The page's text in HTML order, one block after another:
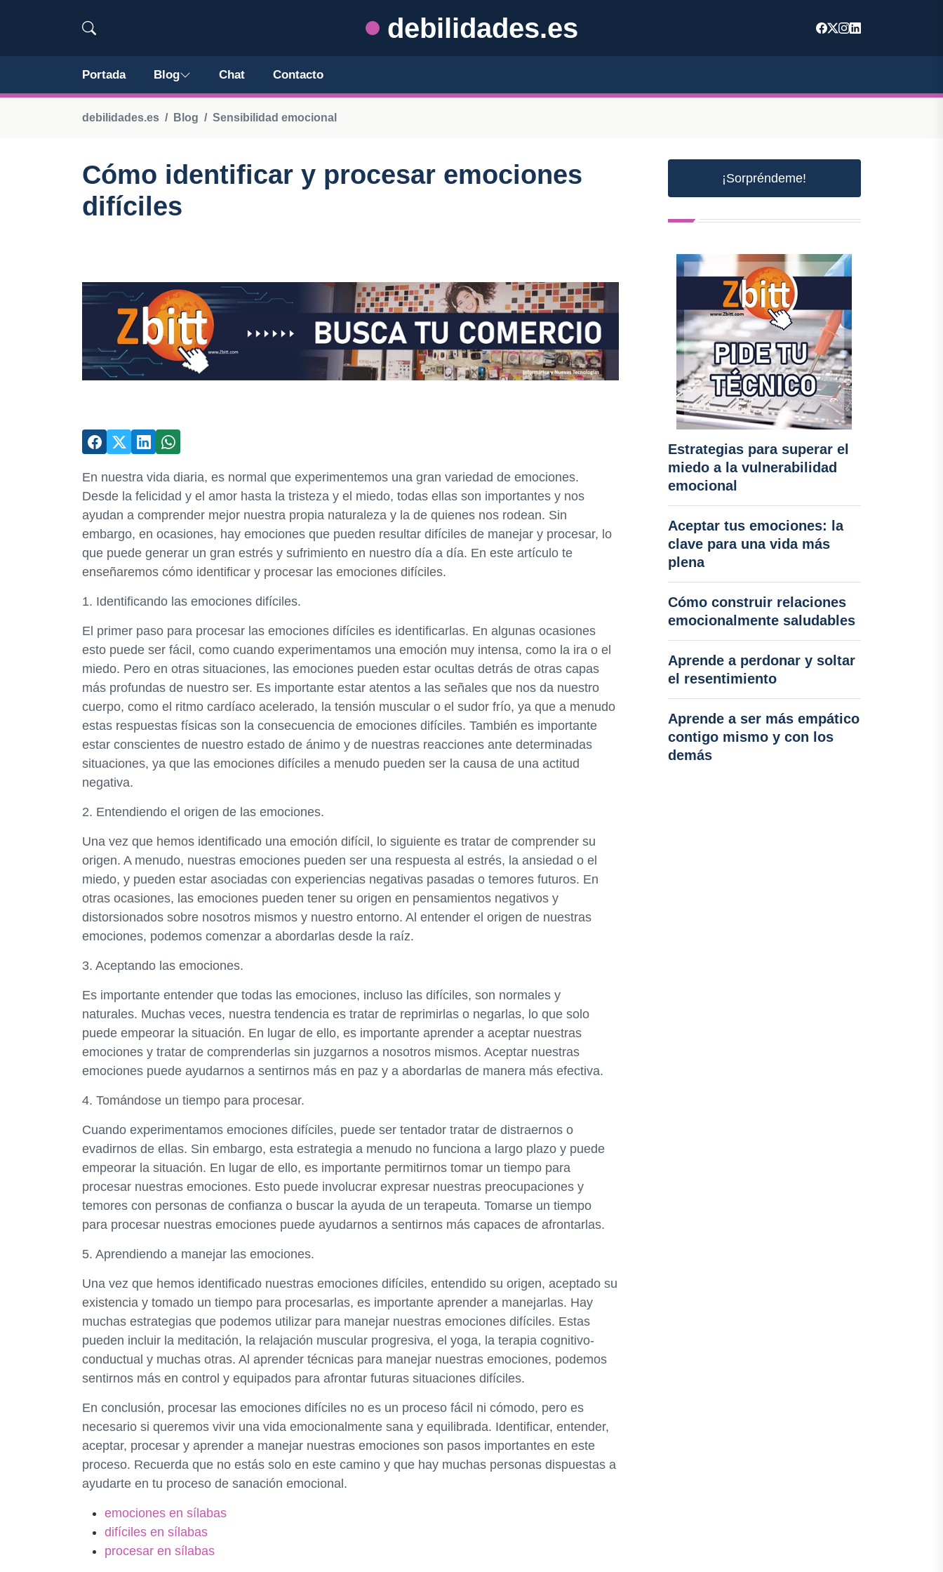
debilidades.es
Portada Blog Chat Contacto
debilidades.es Blog Sensibilidad emocional
Cómo identificar y procesar emociones
difíciles
En nuestra vida diaria, es normal que experimentemos una gran variedad de emociones.
Desde la felicidad y el amor hasta la tristeza y el miedo, todas ellas son importantes y nos
ayudan a comprender mejor nuestra propia naturaleza y la de quienes nos rodean. Sin
embargo, en ocasiones, hay emociones que pueden resultar difíciles de manejar y procesar, lo
que puede generar un gran estrés y sufrimiento en nuestro día a día. En este artículo te
enseñaremos cómo identificar y procesar las emociones difíciles.
1. Identificando las emociones difíciles.
El primer paso para procesar las emociones difíciles es identificarlas. En algunas ocasiones
esto puede ser fácil, como cuando experimentamos una emoción muy intensa, como la ira o el
miedo. Pero en otras situaciones, las emociones pueden estar ocultas detrás de otras capas
más profundas de nuestro ser. Es importante estar atentos a las señales que nos da nuestro
cuerpo, como el ritmo cardíaco acelerado, la tensión muscular o el sudor frío, ya que a menudo
estas respuestas físicas son la consecuencia de emociones difíciles. También es importante
estar conscientes de nuestro estado de ánimo y de nuestras reacciones ante determinadas
situaciones, ya que las emociones difíciles a menudo pueden ser la causa de una actitud
negativa.
2. Entendiendo el origen de las emociones.
Una vez que hemos identificado una emoción difícil, lo siguiente es tratar de comprender su
origen. A menudo, nuestras emociones pueden ser una respuesta al estrés, la ansiedad o el
miedo, y pueden estar asociadas con experiencias negativas pasadas o temores futuros. En
otras ocasiones, las emociones pueden tener su origen en pensamientos negativos y
distorsionados sobre nosotros mismos y nuestro entorno. Al entender el origen de nuestras
emociones, podemos comenzar a abordarlas desde la raíz.
3. Aceptando las emociones.
Es importante entender que todas las emociones, incluso las difíciles, son normales y
naturales. Muchas veces, nuestra tendencia es tratar de reprimirlas o negarlas, lo que solo
puede empeorar la situación. En lugar de ello, es importante aprender a aceptar nuestras
emociones y tratar de comprenderlas sin juzgarnos a nosotros mismos. Aceptar nuestras
emociones puede ayudarnos a sentirnos más en paz y a abordarlas de manera más efectiva.
4. Tomándose un tiempo para procesar.
Cuando experimentamos emociones difíciles, puede ser tentador tratar de distraernos o
evadirnos de ellas. Sin embargo, esta estrategia a menudo no funciona a largo plazo y puede
empeorar la situación. En lugar de ello, es importante permitirnos tomar un tiempo para
procesar nuestras emociones. Esto puede involucrar expresar nuestras preocupaciones y
temores con personas de confianza o buscar la ayuda de un terapeuta. Tomarse un tiempo
para procesar nuestras emociones puede ayudarnos a sentirnos más capaces de afrontarlas.
5. Aprendiendo a manejar las emociones.
Una vez que hemos identificado nuestras emociones difíciles, entendido su origen, aceptado su
existencia y tomado un tiempo para procesarlas, es importante aprender a manejarlas. Hay
muchas estrategias que podemos utilizar para manejar nuestras emociones difíciles. Estas
pueden incluir la meditación, la relajación muscular progresiva, el yoga, la terapia cognitivo-
conductual y muchas otras. Al aprender técnicas para manejar nuestras emociones, podemos
sentirnos más en control y equipados para afrontar futuras situaciones difíciles.
En conclusión, procesar las emociones difíciles no es un proceso fácil ni cómodo, pero es
necesario si queremos vivir una vida emocionalmente sana y equilibrada. Identificar, entender,
aceptar, procesar y aprender a manejar nuestras emociones son pasos importantes en este
proceso. Recuerda que no estás solo en este camino y que hay muchas personas dispuestas a
ayudarte en tu proceso de sanación emocional.
emociones en sílabas
difíciles en sílabas
procesar en sílabas
¡Sorpréndeme!
Estrategias para superar el
miedo a la vulnerabilidad
emocional
Aceptar tus emociones: la
clave para una vida más
plena
Cómo construir relaciones
emocionalmente saludables
Aprende a perdonar y soltar
el resentimiento
Aprende a ser más empático
contigo mismo y con los
demás